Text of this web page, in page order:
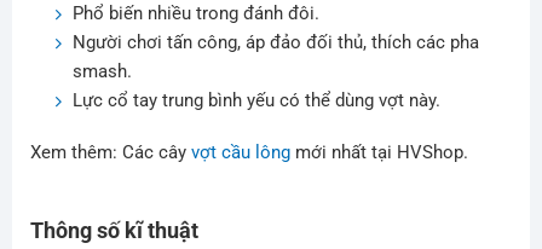
Phổ biến nhiều trong đánh đôi.
Người chơi tấn công, áp đảo đối thủ, thích các pha
smash.
Lực cổ tay trung bình yếu có thể dùng vợt này.
Xem thêm: Các cây vợt cầu lôngmới nhất tại HVShop.
Thông số kĩ thuật